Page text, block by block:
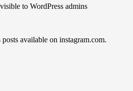
to WordPress admins
available on instagram.com.